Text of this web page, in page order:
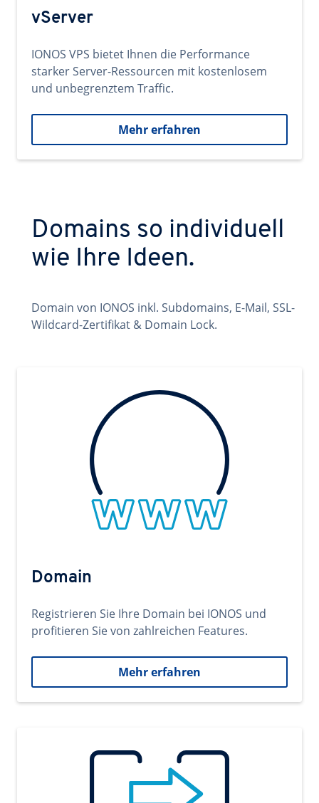
vServer
IONOS VPS bietet Ihnen die Performance
starker Server-Ressourcen mit kostenlosem
und unbegrenztem Traffic.
Mehr erfahren
Domains so individuell
wie Ihre Ideen.
Domain von IONOS inkl. Subdomains, E-Mail, SSL-
Wildcard-Zertifikat & Domain Lock.
Domain
Registrieren Sie Ihre Domain bei IONOS und
profitieren Sie von zahlreichen Features.
Mehr erfahren